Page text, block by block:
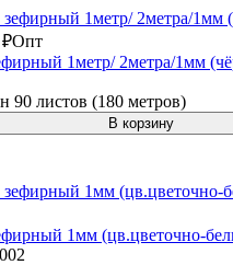
₽Опт
1метр/ 2метра/1мм
90 листов (180 метров)
В корзину
1мм (цв.цветочно-